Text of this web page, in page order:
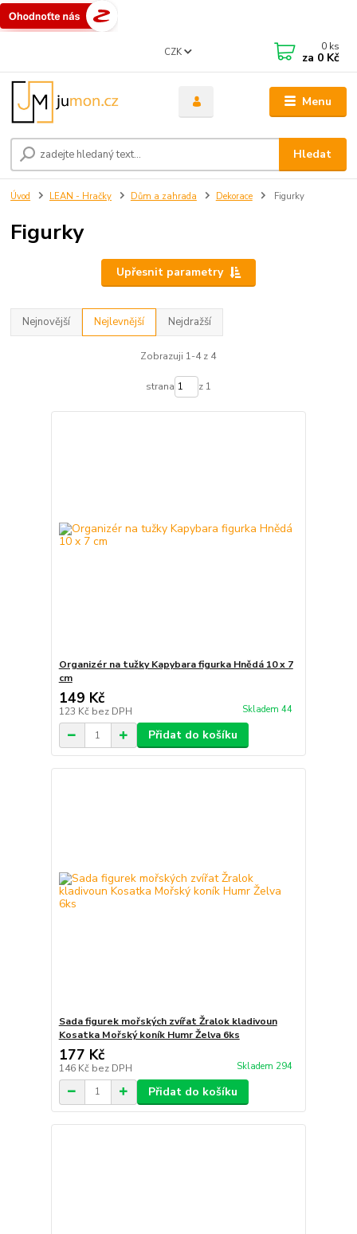
Menu
CZK
Hledat
0 ks
za 0 Kč
Úvod LEAN - Hračky Dům a zahrada Dekorace Figurky
Figurky
Upřesnit parametry
Nejnovější Nejlevnější Nejdražší
Zobrazuji 1-4 z 4
strana z 1
Organizér na tužky Kapybara figurka Hnědá 10 x 7
cm
149 Kč
123 Kč bez DPH Skladem 44
Přidat do košíku
Sada figurek mořských zvířat Žralok kladivoun
Kosatka Mořský koník Humr Želva 6ks
177 Kč
146 Kč bez DPH Skladem 294
Přidat do košíku